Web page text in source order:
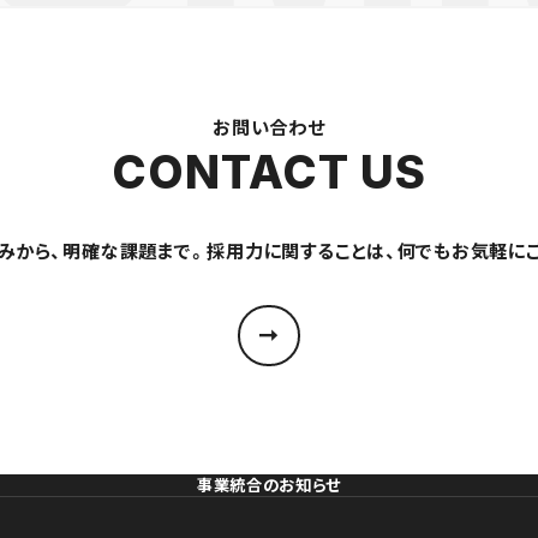
お問い合わせ
CONTACT US
から、明確な課題まで。採用力に関することは、何でもお気軽に
事業統合のお知らせ